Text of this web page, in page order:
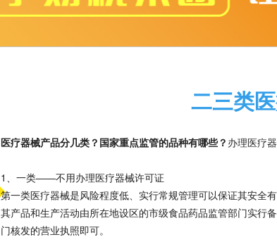
二三类
医疗器械产品分几类？国家重点监管的品种有哪些？ 办理医疗
1、一类——不用办理医疗器械许可证
第一类医疗器械是风险程度低、实行常规管理可以保证其安全
其产品和生产活动由所在地设区的市级食品药品监管部门实行
门核发的营业执照即可。